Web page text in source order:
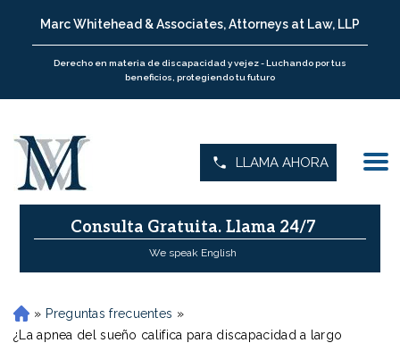
Marc Whitehead & Associates, Attorneys at Law, LLP
Derecho en materia de discapacidad y vejez - Luchando por tus
beneficios, protegiendo tu futuro
LLAMA AHORA
Consulta Gratuita. Llama 24/7
We speak English
H
o
» Preguntas frecuentes »
¿La apnea del sueño califica para discapacidad a largo